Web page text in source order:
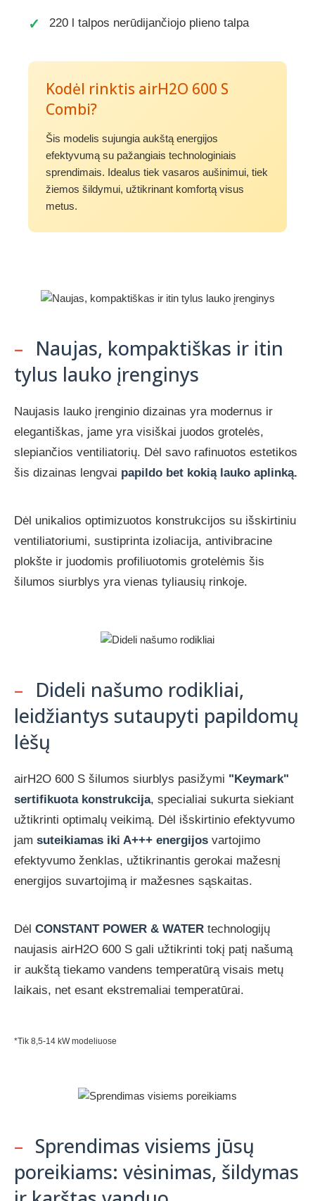
220 l talpos nerūdijančiojo plieno talpa
Kodėl rinktis airH2O 600 S
Combi?
Šis modelis sujungia aukštą energijos
efektyvumą su pažangiais technologiniais
sprendimais. Idealus tiek vasaros aušinimui, tiek
žiemos šildymui, užtikrinant komfortą visus
metus.
– Naujas, kompaktiškas ir itin
tylus lauko įrenginys
Naujasis lauko įrenginio dizainas yra modernus ir
elegantiškas, jame yra visiškai juodos grotelės,
slepiančios ventiliatorių. Dėl savo rafinuotos estetikos
šis dizainas lengvai papildo bet kokią lauko aplinką.
Dėl unikalios optimizuotos konstrukcijos su išskirtiniu
ventiliatoriumi, sustiprinta izoliacija, antivibracine
plokšte ir juodomis profiliuotomis grotelėmis šis
šilumos siurblys yra vienas tyliausių rinkoje.
– Dideli našumo rodikliai,
leidžiantys sutaupyti papildomų
lėšų
airH2O 600 S šilumos siurblys pasižymi "Keymark"
sertifikuota konstrukcija , specialiai sukurta siekiant
užtikrinti optimalų veikimą. Dėl išskirtinio efektyvumo
jam suteikiamas iki A+++ energijos vartojimo
efektyvumo ženklas, užtikrinantis gerokai mažesnį
energijos suvartojimą ir mažesnes sąskaitas.
Dėl CONSTANT POWER & WATER technologijų
naujasis airH2O 600 S gali užtikrinti tokį patį našumą
ir aukštą tiekamo vandens temperatūrą visais metų
laikais, net esant ekstremaliai temperatūrai.
*Tik 8,5-14 kW modeliuose
– Sprendimas visiems jūsų
poreikiams: vėsinimas, šildymas